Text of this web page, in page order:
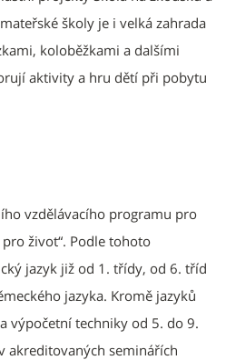
školy je i velká zahrada
koloběžkami a dalšími
aktivity a hru dětí při pobytu
vzdělávacího programu pro
život“. Podle tohoto
jazyk již od 1. třídy, od 6. tříd
jazyka. Kromě jazyků
výpočetní techniky od 5. do 9.
akreditovaných seminářích